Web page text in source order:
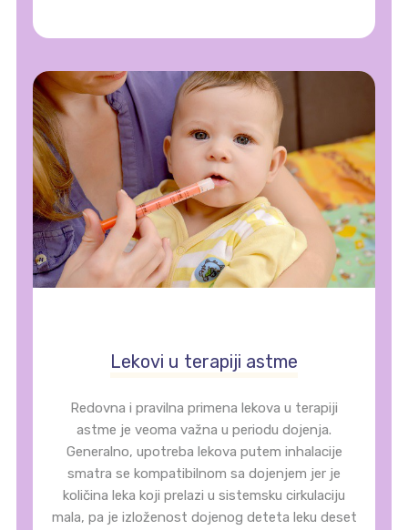
Lekovi u terapiji astme
Redovna i pravilna primena lekova u terapiji
astme je veoma važna u periodu dojenja.
Generalno, upotreba lekova putem inhalacije
smatra se kompatibilnom sa dojenjem jer je
količina leka koji prelazi u sistemsku cirkulaciju
mala, pa je izloženost dojenog deteta leku deset